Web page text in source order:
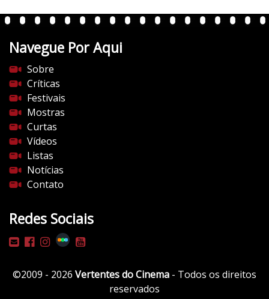
n
e
s
d
o
c
i
n
e
m
a
c
o
m
w
Navegue Por Aqui
Sobre
Críticas
Festivais
Mostras
Curtas
Vídeos
Listas
Notícias
Contato
Redes Sociais
©2009 - 2026 Vertentes do Cinema - Todos os direitos
reservados